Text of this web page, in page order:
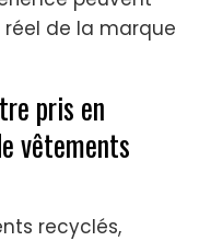
réel de la marque
pris en
vêtements
recyclés,